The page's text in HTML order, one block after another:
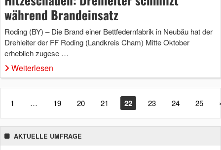
während Brandeinsatz
Roding (BY) – Die Brand einer Bettfedernfabrik in Neubäu hat der
Drehleiter der FF Roding (Landkreis Cham) Mitte Oktober
erheblich zugese …
Weiterlesen
1 … 19 20 21 22 23 24 25
AKTUELLE UMFRAGE